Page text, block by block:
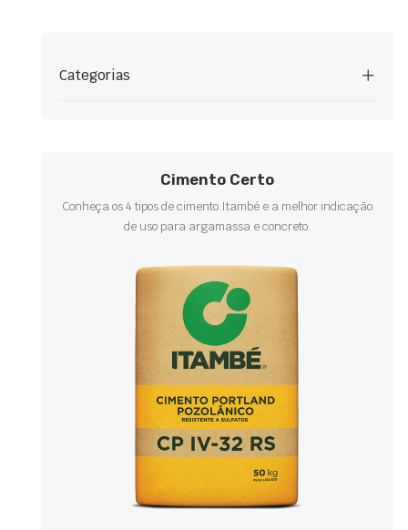
Categorias
Cimento Certo
Conheça os 4 tipos de cimento Itambé e a melhor indicação
de uso para argamassa e concreto.